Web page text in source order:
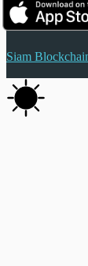
Siam